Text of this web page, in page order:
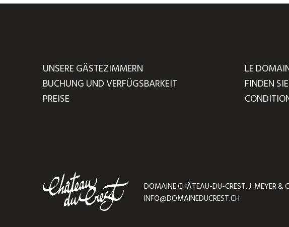
UNSERE GÄSTEZIMMERN
BUCHUNG UND VERFÜGSBARKEIT
PREISE
LE
FINDEN
DOMAINE CHÂTEAU-DU-CREST, J. MEYER &
INFO@DOMAINEDUCREST.CH